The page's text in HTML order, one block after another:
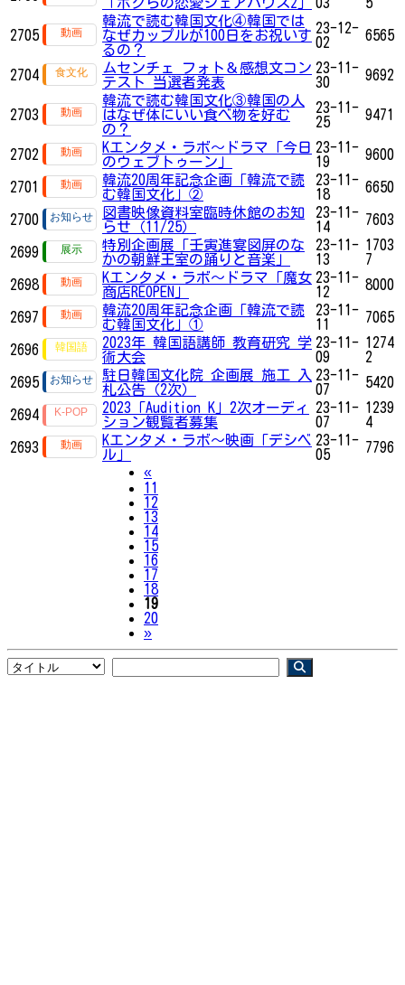
2705
韓流で読む韓国文化④韓国では
なぜカップルが100日をお祝いす
るの？
23-12-
02
6565
2704
ムセンチェ フォト＆感想文コン
テスト 当選者発表
23-11-
30
9692
2703
韓流で読む韓国文化③韓国の人
はなぜ体にいい食べ物を好む
の？
23-11-
25
9471
2702
Kエンタメ・ラボ～ドラマ「今日
のウェブトゥーン」
23-11-
19
9600
2701
韓流20周年記念企画「韓流で読
む韓国文化」②
23-11-
18
6650
2700
図書映像資料室臨時休館のお知
らせ（11/25）
23-11-
14
7603
2699
特別企画展「壬寅進宴図屏のな
かの朝鮮王室の踊りと音楽」
23-11-
13
1703
7
2698
Kエンタメ・ラボ～ドラマ「魔女
商店REOPEN」
23-11-
12
8000
2697
韓流20周年記念企画「韓流で読
む韓国文化」①
23-11-
11
7065
2696
2023年 韓国語講師 教育研究 学
術大会
23-11-
09
1274
2
2695
駐日韓国文化院 企画展 施工 入
札公告（2次）
23-11-
07
5420
2694
2023「Audition K」2次オーディ
ション観覧者募集
23-11-
07
1239
4
2693
Kエンタメ・ラボ～映画「デシベ
ル」
23-11-
05
7796
«Previous
11
12
13
14
15
16
17
18
19
20
»Next